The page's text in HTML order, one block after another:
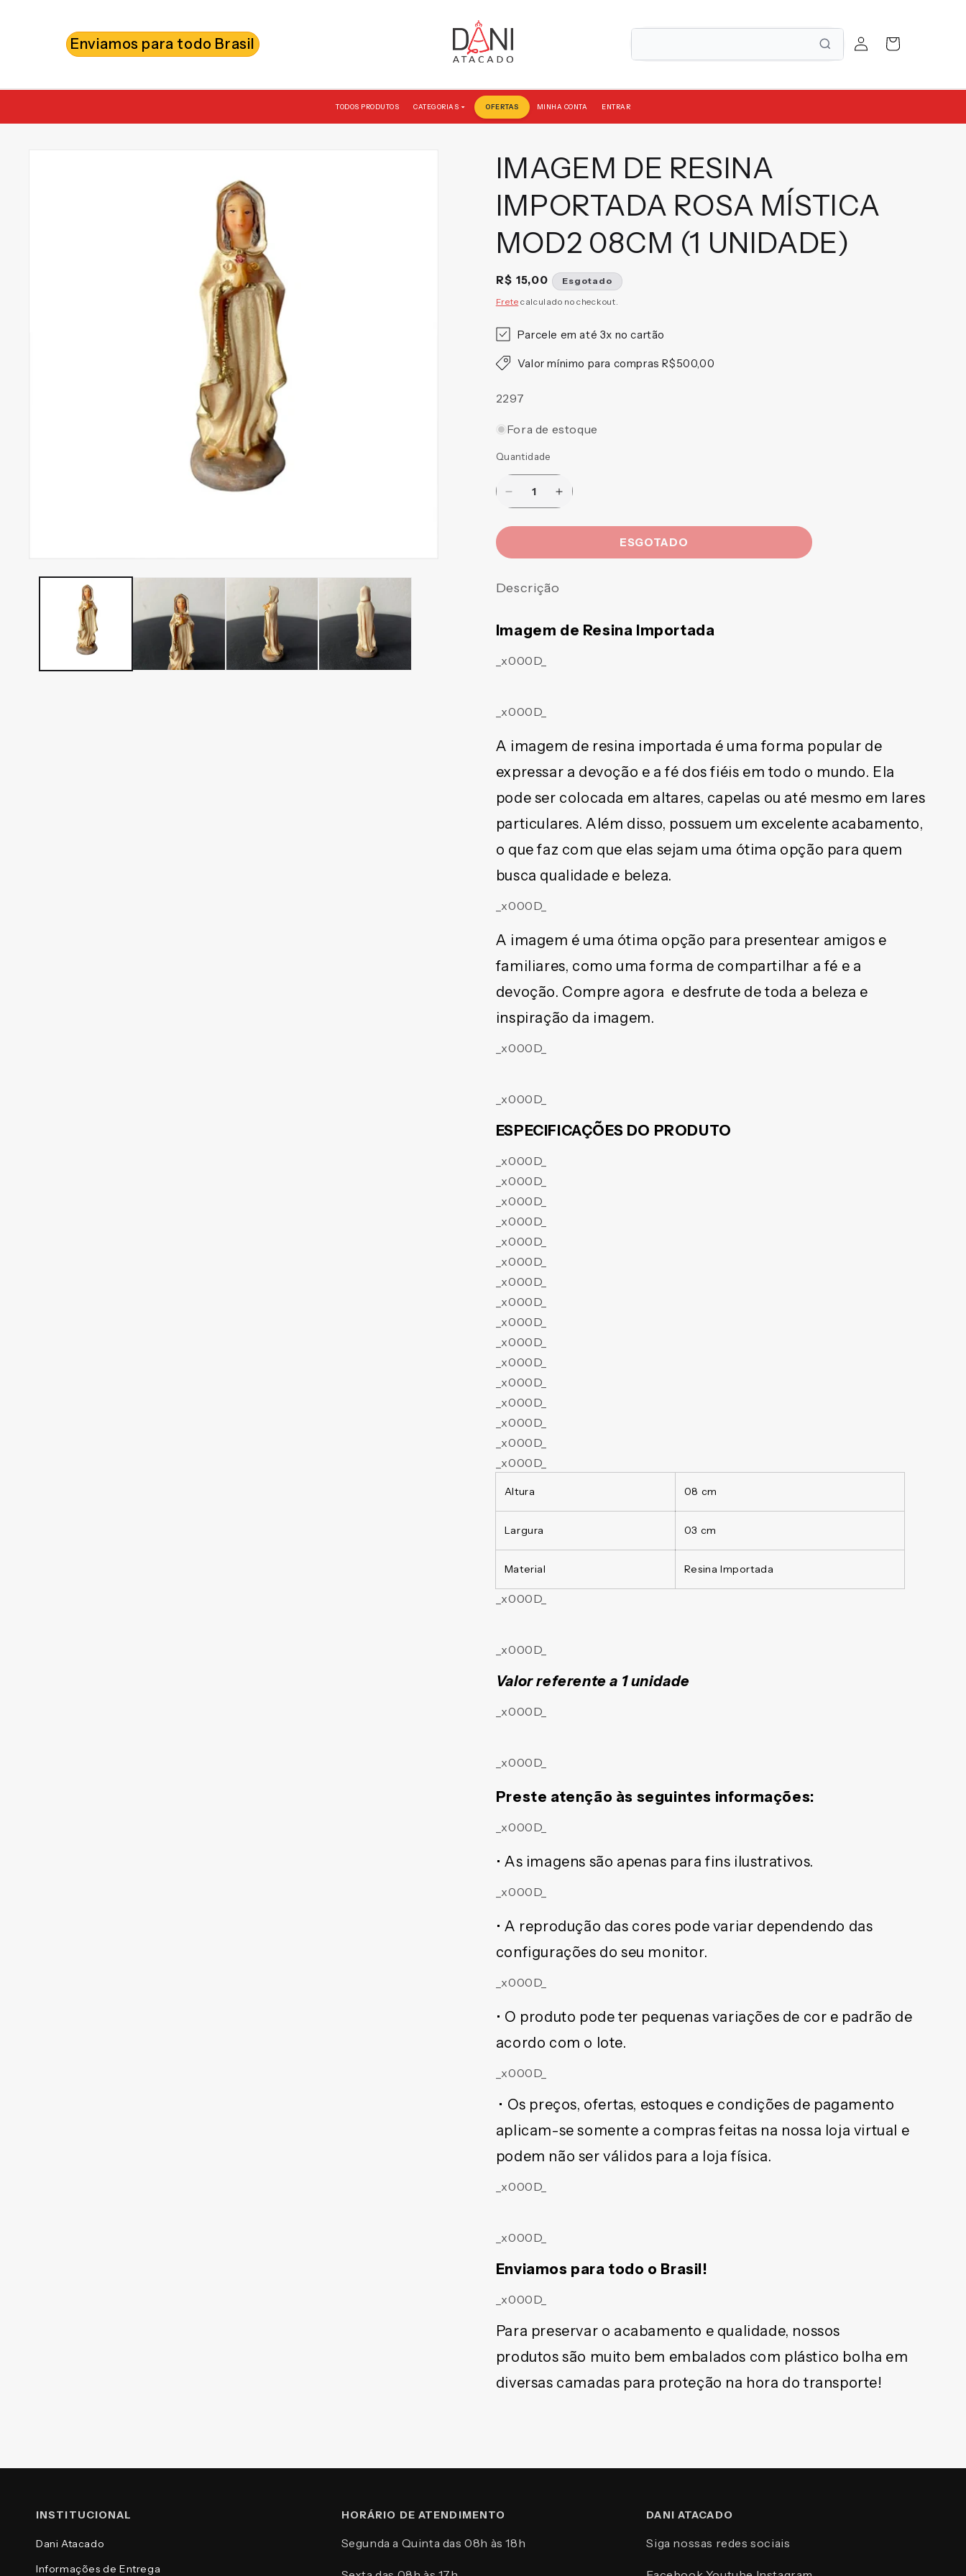
Enviamos para todo Brasil
Fazer
login
Carrinho
TODOS PRODUTOS CATEGORIAS OFERTAS MINHA CONTA ENTRAR
IMAGEM DE RESINA
IMPORTADA ROSA MÍSTICA
MOD2 08CM (1 UNIDADE)
Preço
normal
R$ 15,00
Esgotado
Frete calculado no checkout.
Parcele em até 3x no cartão
Valor mínimo para compras R$500,00
SKU:
2297
Fora de estoque
Quantidade
Diminuir
quantidade
IMAGEM
RESINA
ROSA
MÍSTICA
MOD2
UNIDADE)
Aumentar
quantidade
IMAGEM
RESINA
ROSA
MÍSTICA
ESGOTADO
Descrição
Imagem de Resina Importada
_x000D_
_x000D_
A imagem de resina importada é uma forma popular de
expressar a devoção e a fé dos fiéis em todo o mundo. Ela
pode ser colocada em altares, capelas ou até mesmo em lares
particulares. Além disso, possuem um excelente acabamento,
o que faz com que elas sejam uma ótima opção para quem
busca qualidade e beleza.
_x000D_
A imagem é uma ótima opção para presentear amigos e
familiares, como uma forma de compartilhar a fé e a
devoção. Compre agora e desfrute de toda a beleza e
inspiração da imagem.
_x000D_
_x000D_
ESPECIFICAÇÕES DO PRODUTO
_x000D_
_x000D_
_x000D_
_x000D_
_x000D_
_x000D_
_x000D_
_x000D_
_x000D_
_x000D_
_x000D_
_x000D_
_x000D_
_x000D_
_x000D_
_x000D_
Altura 08 cm
Largura 03 cm
Material Resina Importada
_x000D_
_x000D_
Valor referente a 1 unidade
_x000D_
_x000D_
Preste atenção às seguintes informações:
_x000D_
• As imagens são apenas para fins ilustrativos.
_x000D_
• A reprodução das cores pode variar dependendo das
configurações do seu monitor.
_x000D_
• O produto pode ter pequenas variações de cor e padrão de
acordo com o lote.
_x000D_
• Os preços, ofertas, estoques e condições de pagamento
aplicam-se somente a compras feitas na nossa loja virtual e
podem não ser válidos para a loja física.
_x000D_
_x000D_
Enviamos para todo o Brasil!
_x000D_
Para preservar o acabamento e qualidade, nossos
produtos são muito bem embalados com plástico bolha em
diversas camadas para proteção na hora do transporte!
INSTITUCIONAL
Dani Atacado
Informações de Entrega
HORÁRIO DE ATENDIMENTO
Segunda a Quinta das 08h às 18h
DANI ATACADO
Siga nossas redes sociais